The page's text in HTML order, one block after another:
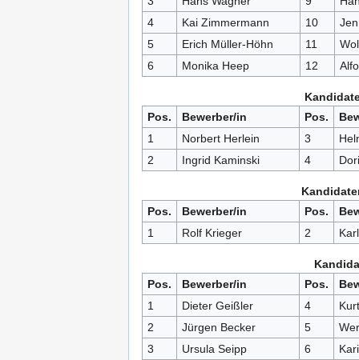
4
Kai Zimmermann 10
5
Erich Müller-Höhn 11
6
Monika Heep 12
Pos.
Bewerber/in Pos.
1
Norbert Herlein 3
2
Ingrid Kaminski 4
Pos.
Bewerber/in Pos.
1
Rolf Krieger 2
Pos.
Bewerber/in Pos.
1
Dieter Geißler 4
2
Jürgen Becker 5
3
Ursula Seipp 6